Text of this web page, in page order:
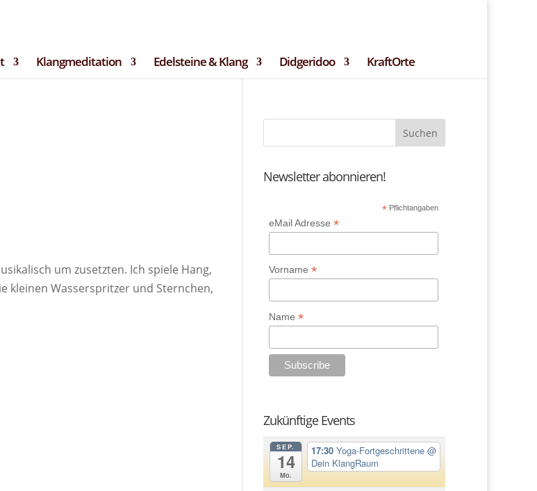
Klangmeditation Edelsteine & Klang Didgeridoo KraftOrte
um zusetzten. Ich spiele Hang,
kleinen Wasserspritzer und Sternchen,
Newsletter abonnieren!
*Pflichtangaben
eMail Adresse*
Vorname*
Name*
Zukünftige Events
SEP.
14
Mo.
17:30 Yoga-Fortgeschrittene @
Dein KlangRaum